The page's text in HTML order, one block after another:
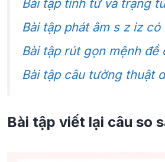
Bài tập tính từ và trạng
Bài tập phát âm s z iz có
Bài tập rút gọn mệnh đề
Bài tập câu tường thuật
Bài tập viết lại câu so